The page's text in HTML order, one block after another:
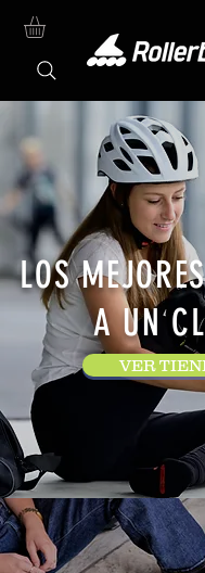
LOS
A UN
VER